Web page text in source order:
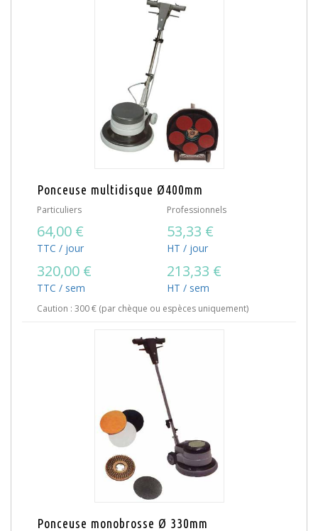
Ponceuse multidisque Ø400mm
Particuliers
64,00 €
TTC / jour
320,00 €
TTC / sem
Professionnels
53,33 €
HT / jour
213,33 €
HT / sem
Caution : 300 € (par chèque ou espèces uniquement)
Ponceuse monobrosse Ø 330mm